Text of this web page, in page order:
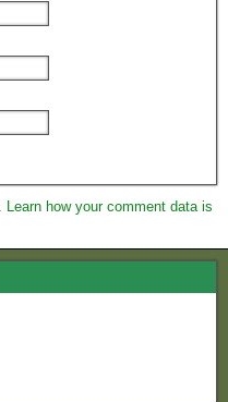
Learn how your comment data is